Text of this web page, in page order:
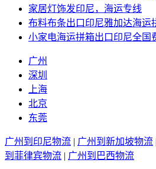
家居灯饰发印尼，海运专线
布料布条出口印尼雅加达海运
小家电海运拼箱出口印尼全国
广州
深圳
上海
北京
东莞
广州到印尼物流 | 广州到新加坡物流
到菲律宾物流 | 广州到巴西物流